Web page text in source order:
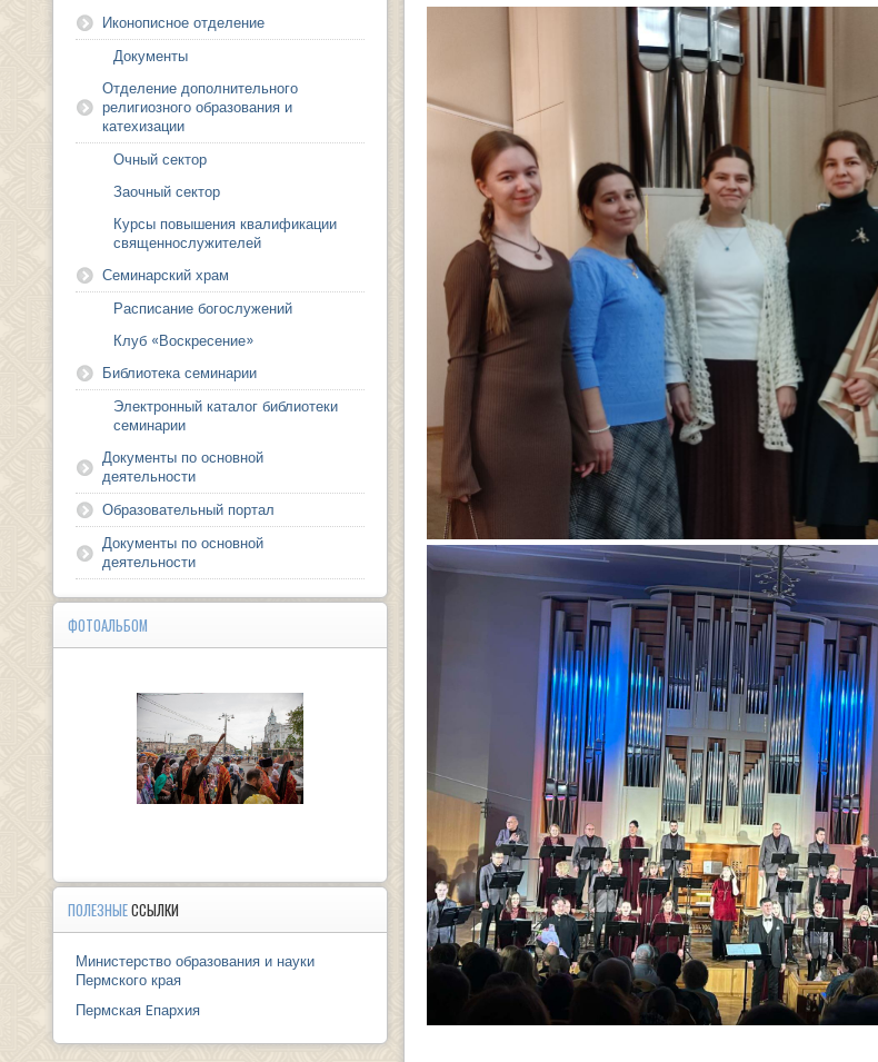
Иконописное отделение
Документы
Отделение дополнительного
религиозного образования и
катехизации
Очный сектор
Заочный сектор
Курсы повышения квалификации
священнослужителей
Семинарский храм
Расписание богослужений
Клуб «Воскресение»
Библиотека семинарии
Электронный каталог библиотеки
семинарии
Документы по основной
деятельности
Образовательный портал
Документы по основной
деятельности
ФОТОАЛЬБОМ
ПОЛЕЗНЫЕССЫЛКИ
Министерство образования и науки
Пермского края
Пермская Eпархия